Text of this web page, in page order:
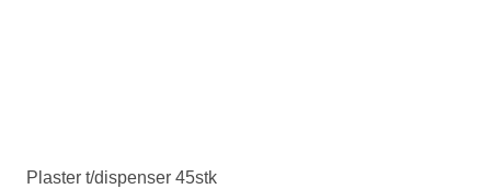
Plaster t/dispenser 45stk